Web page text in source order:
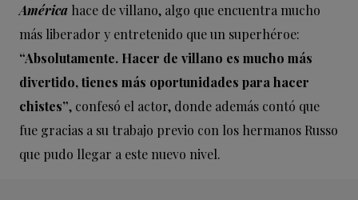
América hace de villano, algo que encuentra mucho
más liberador y entretenido que un superhéroe:
“Absolutamente. Hacer de villano es mucho más
divertido, tienes más oportunidades para hacer
chistes”, confesó el actor, donde además contó que
fue gracias a su trabajo previo con los hermanos Russo
que pudo llegar a este nuevo nivel.